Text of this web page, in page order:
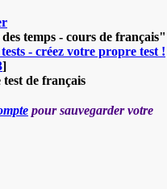
temps - cours de français"
- créez votre propre test !
]
test de français
pour sauvegarder votre